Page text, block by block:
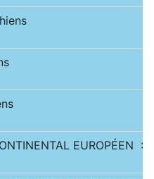
EUROPÉEN :